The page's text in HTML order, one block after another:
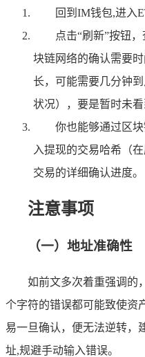
回到IM钱包,进入
点击“刷新”按钮
块链网络的确认需要
长，可能需要几分钟
状况），要是暂时未看
你也能够通过区块
入提现的交易哈希（
交易的详细确认进度。
注意事项
（一）地址准确性
如前文多次着重强调的
个字符的错误都可能致使资
易一旦确认，便无法逆转，
址,规避手动输入错误。